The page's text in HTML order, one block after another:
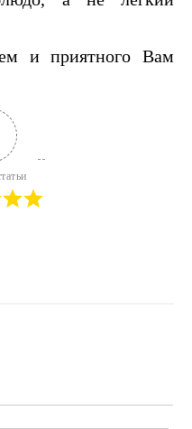
и приятного Вам